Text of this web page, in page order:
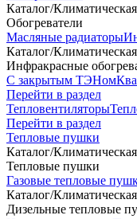
Каталог/
Обогреватели
Масляные радиаторы
Каталог/
Инфракрасные
С закрытым ТЭНом
Перейти в раздел
Тепловентиляторы
Перейти в раздел
Тепловые пушки
Каталог/
Тепловые пушки
Газовые тепловые
Каталог/
Дизельные тепловые